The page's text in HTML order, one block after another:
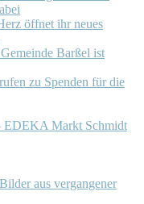
öffnet ihr neues
Barßel ist
zu Spenden für die
EDEKA Markt Schmidt
aus vergangener